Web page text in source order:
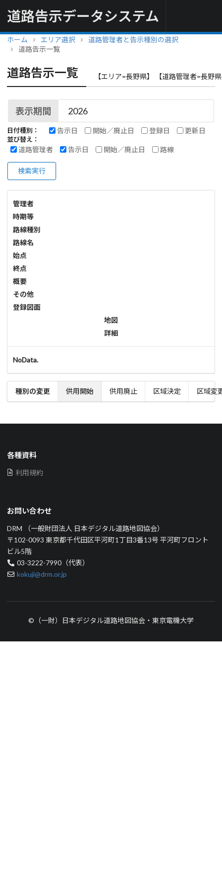
道路告示データシステム
ホーム エリア選択
道路管理者と告示種別の選択
道路告示一覧
道路告示一覧 【エリア=長野県】 【道路管理者=長野
表示期間
日付種別： 告示日 開始／廃止日 登録日 更新日
並び替え：
道路管理者 告示日 開始／廃止日 路線
検索実行
管理者
時期等
路線種別
路線名
始点
終点
概要
その他
登録図面
地図
詳細
NoData.
種別の変更 供用開始 供用廃止 区域決定 区域変
各種資料
利用規約
お問い合わせ
DRM （一般財団法人 日本デジタル道路地図協会）
〒102-0093 東京都千代田区平河町1丁目3番13号 平河町フロント
ビル5階
03-3222-7990（代表）
kokuji@drm.or.jp
©（一財）日本デジタル道路地図協会・東京電機大学